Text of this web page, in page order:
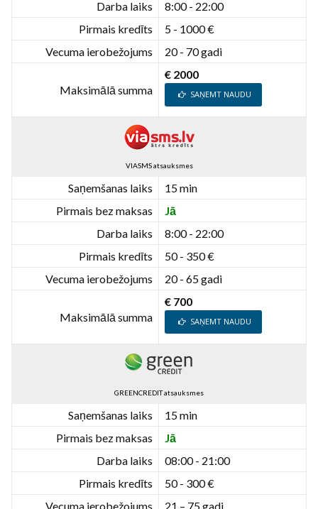
Darba laiks
8:00 - 22:00
Pirmais kredīts
5 - 1000 €
Vecuma ierobežojums
20 - 70 gadi
Maksimālā summa
€ 2000
SAŅEMT NAUDU
VIASMS atsauksmes
Saņemšanas laiks
15 min
Pirmais bez maksas
Jā
Darba laiks
8:00 - 22:00
Pirmais kredīts
50 - 350 €
Vecuma ierobežojums
20 - 65 gadi
Maksimālā summa
€ 700
SAŅEMT NAUDU
GREENCREDIT atsauksmes
Saņemšanas laiks
15 min
Pirmais bez maksas
Jā
Darba laiks
08:00 - 21:00
Pirmais kredīts
50 - 300 €
Vecuma ierobežojums
21 – 75 gadi